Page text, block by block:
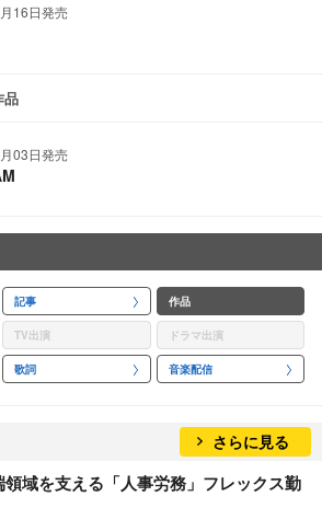
16日発売
品
03日発売
記事 作品
TV出演 ドラマ出演
歌詞 音楽配信
さらに見る
域を支える「人事労務」フレックス勤